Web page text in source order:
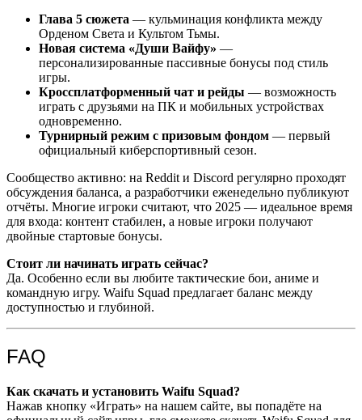
Глава 5 сюжета — кульминация конфликта между
Орденом Света и Культом Тьмы.
Новая система «Души Вайфу» —
персонализированные пассивные бонусы под стиль
игры.
Кроссплатформенный чат и рейды — возможность
играть с друзьями на ПК и мобильных устройствах
одновременно.
Турнирный режим с призовым фондом — первый
официальный киберспортивный сезон.
Сообщество активно: на Reddit и Discord регулярно проходят
обсуждения баланса, а разработчики еженедельно публикуют
отчёты. Многие игроки считают, что 2025 — идеальное время
для входа: контент стабилен, а новые игроки получают
двойные стартовые бонусы.
Стоит ли начинать играть сейчас?
Да. Особенно если вы любите тактические бои, аниме и
командную игру. Waifu Squad предлагает баланс между
доступностью и глубиной.
FAQ
Как скачать и установить Waifu Squad?
Нажав кнопку «Играть» на нашем сайте, вы попадёте на